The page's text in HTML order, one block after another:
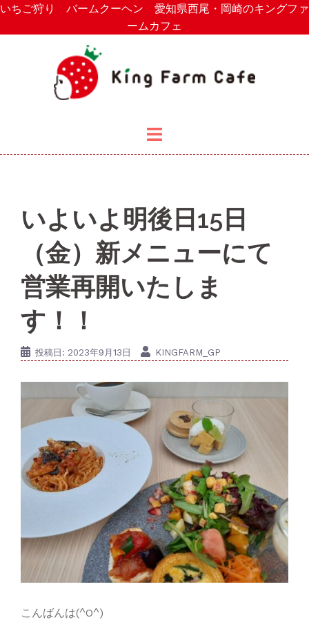
コ
ッ
いちご狩り バームクーヘン 愛知県西尾・岡崎のキングファ
ームカフェ
いよいよ明後日15日
（金）新メニューにて
営業再開いたしま
す！！
投稿日: 2023年9月13日 KINGFARM_GP
こんばんは(^O^)